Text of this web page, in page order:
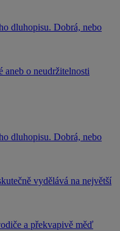
dluhopisu. Dobrá, nebo
aneb o neudržitelnosti
dluhopisu. Dobrá, nebo
vydělává na největší
a překvapivě měď